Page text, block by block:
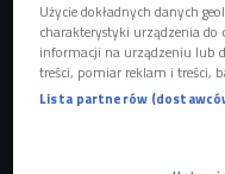
(10.00-12.00), "Dla
(14.00-16.00) i
(18.00-20.00).
Alicja Michalska i Ada
Użycie dokładnych danych
charakterystyki urządzenia
informacji na urządzeniu lub
treści, pomiar reklam i treści,
Lista partnerów